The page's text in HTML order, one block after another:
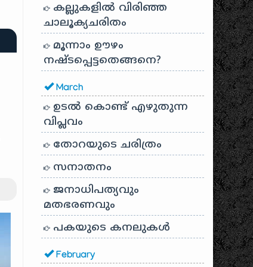
കല്ലുകളിൽ വിരിഞ്ഞ
ചാലൂക്യചരിതം
മൂന്നാം ഊഴം
നഷ്ടപ്പെട്ടതെങ്ങനെ?
March
ഉടൽ കൊണ്ട് എഴുതുന്ന
വിപ്ലവം
തോറയുടെ ചരിത്രം
സനാതനം
ജനാധിപത്യവും
മതഭരണവും
പകയുടെ കനലുകൾ
February